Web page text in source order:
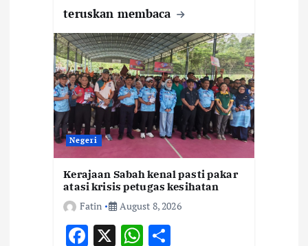
teruskan membaca
Negeri
Kerajaan Sabah kenal pasti pakar
atasi krisis petugas kesihatan
Fatin
August 8, 2026
F X W